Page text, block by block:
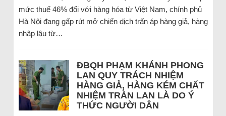
mức thuế 46% đối với hàng hóa từ Việt Nam, chính phủ
Hà Nội đang gấp rút mở chiến dịch trấn áp hàng giả, hàng
nhập lậu từ…
ĐBQH PHẠM KHÁNH PHONG
LAN QUY TRÁCH NHIỆM
HÀNG GIẢ, HÀNG KÉM CHẤT
NHIỆM TRÀN LAN LÀ DO Ý
THỨC NGƯỜI DÂN